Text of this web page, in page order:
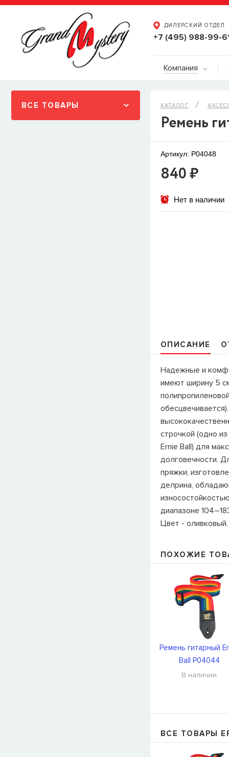
ДИЛЕРСКИЙ ОТДЕЛ
+7 (495) 988-99-
Компания
ВСЕ ТОВАРЫ КАТАЛОГ
Ремень
Артикул: P04048
840 ₽
Нет в наличии
ОПИСАНИЕ
Надежные и
имеют ширину 5
строчкой (одно
Ernie Ball) для
долговечности.
пряжки,
делрина,
диапазоне
Цвет - оливковый.
ПОХОЖИЕ
Ремень гитарный
Ball P04044
В наличии
ВСЕ ТОВАРЫ